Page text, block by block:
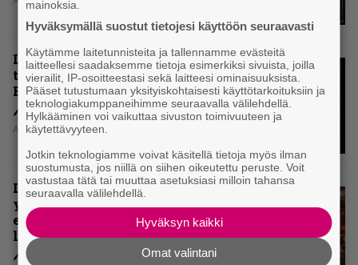
Levyarvio: Onko Steelbound jo
täydellisintä mahdollista Battle
Beastia?
Aki Nuopponen
Levyarvio: Sabaton on
yhdennellätoista albumillaan
erittäin kaukana
legendaarisuudesta
mainoksia.
Hyväksymällä suostut tietojesi käyttöön seuraavasti
Käytämme laitetunnisteita ja tallennamme evästeitä
laitteellesi saadaksemme tietoja esimerkiksi sivuista, joilla
vierailit, IP-osoitteestasi sekä laitteesi ominaisuuksista.
Pääset tutustumaan yksityiskohtaisesti käyttötarkoituksiin ja
teknologiakumppaneihimme seuraavalla välilehdellä.
Hylkääminen voi vaikuttaa sivuston toimivuuteen ja
käytettävyyteen.
Jotkin teknologiamme voivat käsitellä tietoja myös ilman
suostumusta, jos niillä on siihen oikeutettu peruste. Voit
vastustaa tätä tai muuttaa asetuksiasi milloin tahansa
seuraavalla välilehdellä.
Hyväksyn kaikki
Omat valintani